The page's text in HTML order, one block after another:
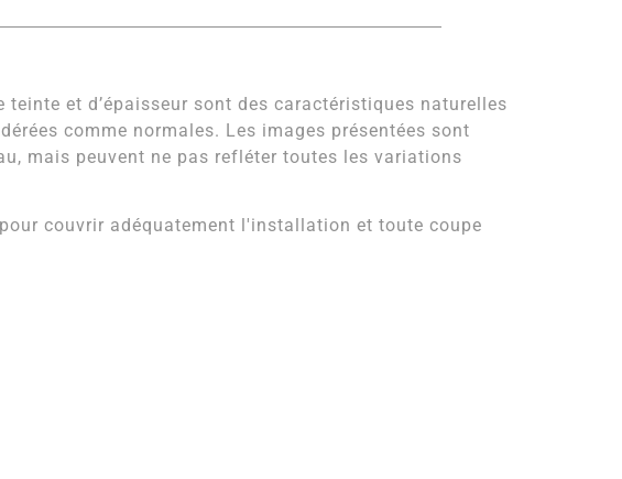
et d’épaisseur sont des caractéristiques naturelles
comme normales. Les images présentées sont
mais peuvent ne pas refléter toutes les variations
couvrir adéquatement l'installation et toute coupe